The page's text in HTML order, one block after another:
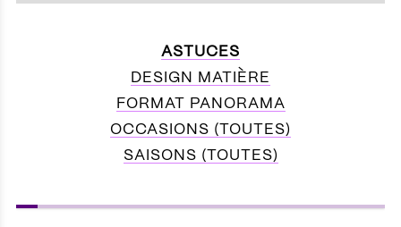
ASTUCES
DESIGN MATIÈRE
FORMAT PANORAMA
OCCASIONS (TOUTES)
SAISONS (TOUTES)